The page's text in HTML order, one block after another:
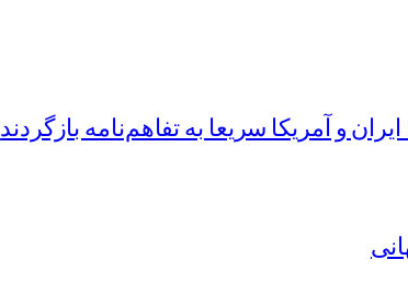
و آمریکا سریعا به تفاهم‌نامه بازگردند